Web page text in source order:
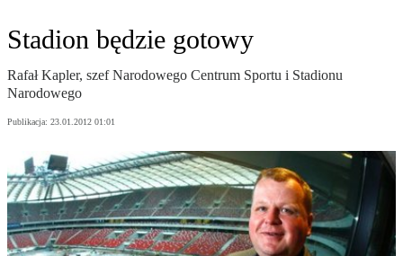
Stadion będzie gotowy
Rafał Kapler, szef Narodowego Centrum Sportu i Stadionu
Narodowego
Publikacja: 23.01.2012 01:01